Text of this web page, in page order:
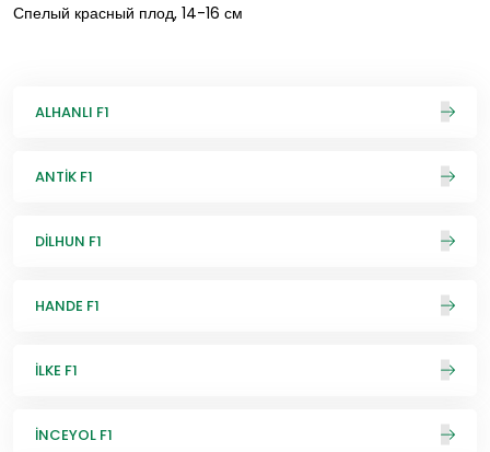
Спелый красный плод, 14-16 см
ALHANLI F1
ANTİK F1
DİLHUN F1
HANDE F1
İLKE F1
İNCEYOL F1